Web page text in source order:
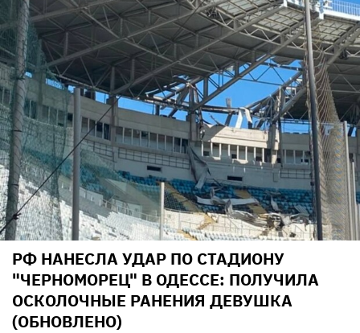
РФ НАНЕСЛА УДАР ПО СТАДИОНУ
"ЧЕРНОМОРЕЦ" В ОДЕССЕ: ПОЛУЧИЛА
ОСКОЛОЧНЫЕ РАНЕНИЯ ДЕВУШКА
(ОБНОВЛЕНО)